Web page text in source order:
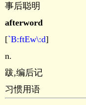
事后聪明
afterword
[`B:ftEw\:d]
n.
跋,编后记
习惯用语